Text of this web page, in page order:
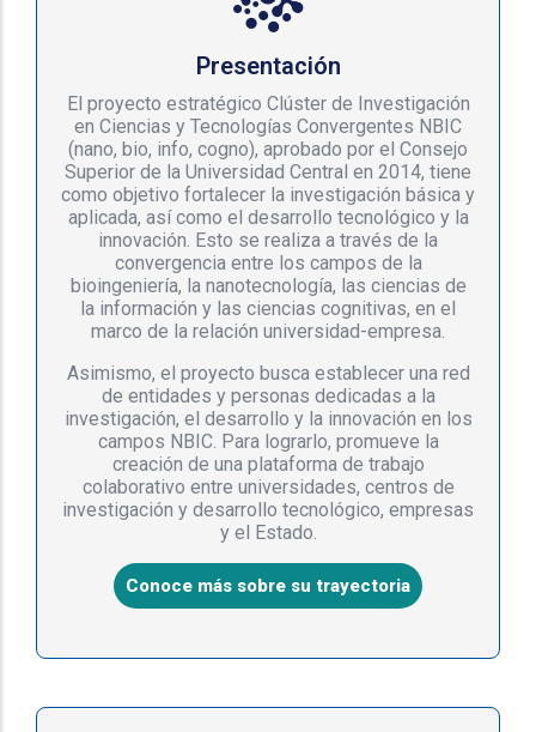
Presentación
El proyecto estratégico Clúster de Investigación
en Ciencias y Tecnologías Convergentes NBIC
(nano, bio, info, cogno), aprobado por el Consejo
Superior de la Universidad Central en 2014, tiene
como objetivo fortalecer la investigación básica y
aplicada, así como el desarrollo tecnológico y la
innovación. Esto se realiza a través de la
convergencia entre los campos de la
bioingeniería, la nanotecnología, las ciencias de
la información y las ciencias cognitivas, en el
marco de la relación universidad-empresa.
Asimismo, el proyecto busca establecer una red
de entidades y personas dedicadas a la
investigación, el desarrollo y la innovación en los
campos NBIC. Para lograrlo, promueve la
creación de una plataforma de trabajo
colaborativo entre universidades, centros de
investigación y desarrollo tecnológico, empresas
y el Estado.
Conoce más sobre su trayectoria